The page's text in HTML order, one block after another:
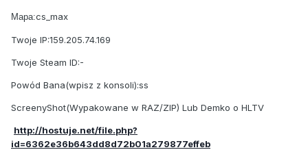
Mapa:cs_max
Twoje IP:159.205.74.169
Twoje Steam ID:-
Powód Bana(wpisz z konsoli):ss
ScreenyShot(Wypakowane w RAZ/ZIP) Lub Demko o HLTV
http://hostuje.net/file.php?
id=6362e36b643dd8d72b01a279877effeb